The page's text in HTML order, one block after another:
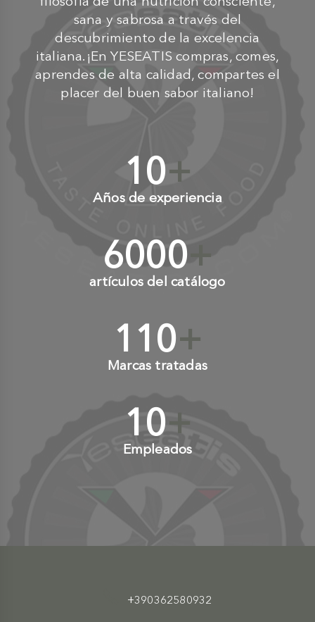
sana y sabrosa a través del
descubrimiento de la excelencia
italiana.¡En YESEATIS compras, comes,
aprendes de alta calidad, compartes el
placer del buen sabor italiano!
10+
Años de experiencia
6000+
artículos del catálogo
110+
Marcas tratadas
10+
Empleados
+390362580932